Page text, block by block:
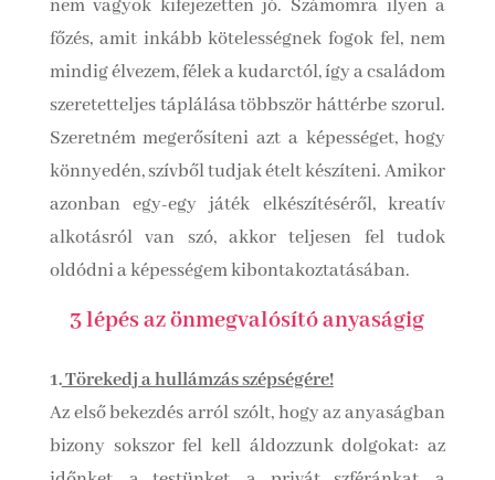
nem vagyok kifejezetten jó. Számomra ilyen a
főzés, amit inkább kötelességnek fogok fel, nem
mindig élvezem, félek a kudarctól, így a családom
szeretetteljes táplálása többször háttérbe szorul.
Szeretném megerősíteni azt a képességet, hogy
könnyedén, szívből tudjak ételt készíteni. Amikor
azonban egy-egy játék elkészítéséről, kreatív
alkotásról van szó, akkor teljesen fel tudok
oldódni a képességem kibontakoztatásában.
3 lépés az önmegvalósító anyaságig
1.Törekedj a hullámzás szépségére!
Az első bekezdés arról szólt, hogy az anyaságban
bizony sokszor fel kell áldozzunk dolgokat: az